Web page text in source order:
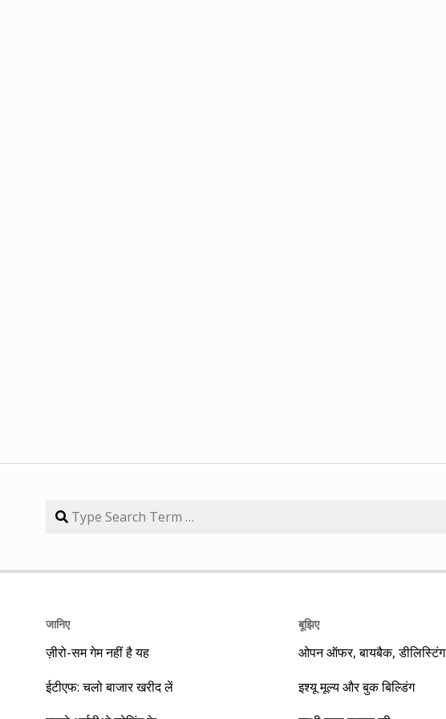
जानिए
ज़ीरो-सम गेम नहीं है यह
ईटीएफ: चलो बाजार खरीद लें
बूझिए
ओपन ऑफर, बायबैक, डीलिस्टिंग
इश्यू मूल्य और बुक बिल्डिंग